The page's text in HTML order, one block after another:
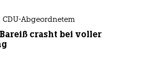
Abgeordnetem
crasht bei voller